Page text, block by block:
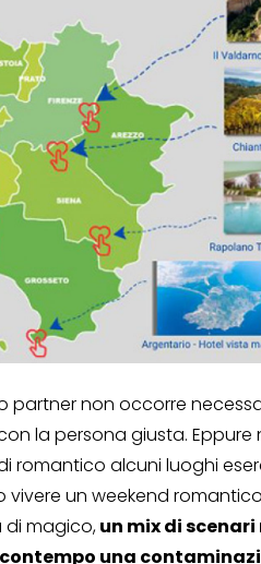
partner non occorre
la persona giusta. Eppure
romantico alcuni luoghi
un weekend
di magico,un mix di
una